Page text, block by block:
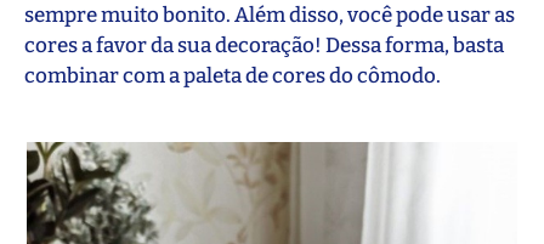
sempre muito bonito. Além disso, você pode usar as
cores a favor da sua decoração! Dessa forma, basta
combinar com a paleta de cores do cômodo.